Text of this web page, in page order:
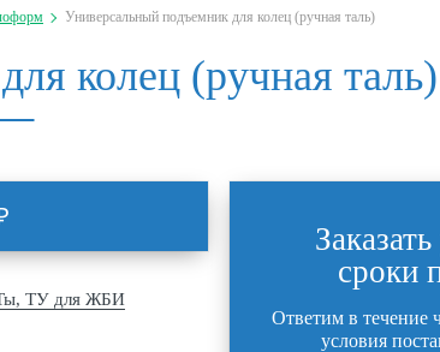
Универсальный подъемник для колец (ручная таль)
колец (ручная таль)
ТУ для ЖБИ
сроки
Ответим в течение
условия